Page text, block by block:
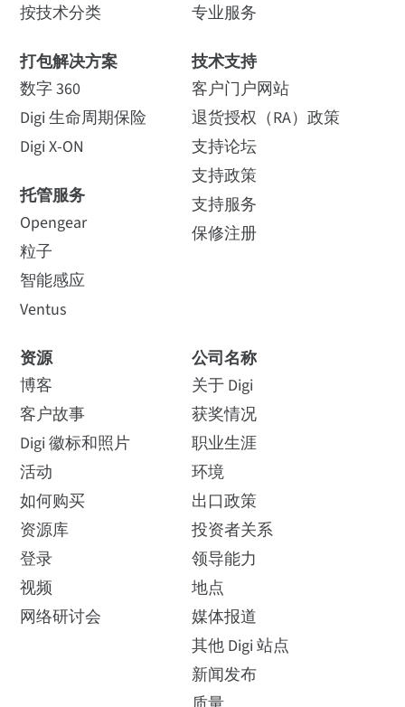
S2C 模块
XBee Zigbee 通孔（PCB 天线）
XBee Zigbee TH（有线天线）
XB24CZ7WIT-004
如何购买
XBee Zigbee TH（U.FL 天线）
数据速率
射频 250 Kbps，串行高达 1 Mbps
室内/城市范围*
长达 200 英尺（60 米）
长达 300 英尺（90 米）
长达 200 英尺（60 米）
室外/无线电视距范围*
高达 4000 英尺（1200 米）
最长 2 英里（3200 米）
阅读故事 查看技术
XCTU 简介
时长：3分13秒
观看视频
Devergy 拓展非洲太阳
能发电的可能性
Devergy 是一家社会企业，致
Digi XBee Zigbee 数据
表
嵌入式 Zigbee 模块为原始设
备制造商提供了将网状技术
集成到其应用中的简单方法
为您的应用选择正确
的网状网络技术
Digi首席创新官Rob Faludi解
释了网状网络协议的优缺
点，特别是针对...
时长：5分14秒
观看视频
按技术分类
打包解决方案
数字 360
Digi 生命周期保险
Digi X-ON
托管服务
Opengear
粒子
智能感应
Ventus
专业服务
技术支持
客户门户网站
退货授权（RA）政策
支持论坛
支持政策
支持服务
保修注册
资源
博客
客户故事
Digi 徽标和照片
活动
如何购买
资源库
登录
视频
网络研讨会
公司名称
关于 Digi
获奖情况
职业生涯
环境
出口政策
投资者关系
领导能力
地点
媒体报道
其他 Digi 站点
新闻发布